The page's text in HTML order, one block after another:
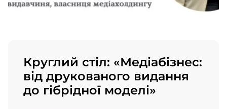
Круглий стіл: «Медіабізнес:
від друкованого видання
до гібрідної моделі»